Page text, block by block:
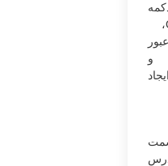
Generate،
و